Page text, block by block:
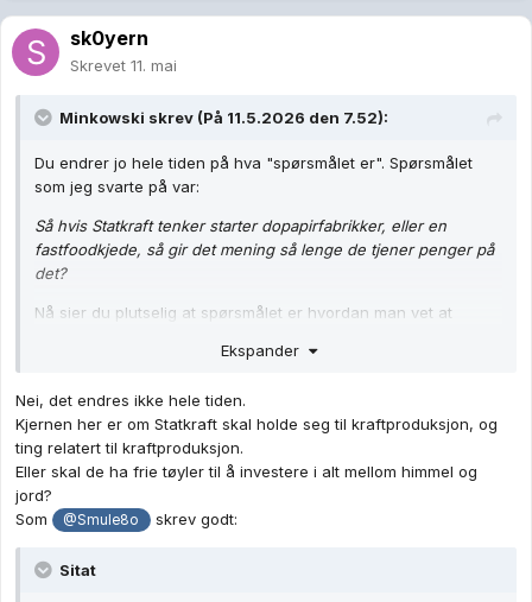
sk0yern
Skrevet 11. mai
Minkowski skrev (På 11.5.2026 den 7.52):
Du endrer jo hele tiden på hva "spørsmålet er". Spørsmålet
som jeg svarte på var:
Så hvis Statkraft tenker starter dopapirfabrikker, eller en
fastfoodkjede, så gir det mening så lenge de tjener penger på
det?
Nå sier du plutselig at spørsmålet er hvordan man vet at
annet spørsmål, og for øvrig et ganske lite relevant spørsmål.
tjene penger på dopapir i det hele tatt, men tvert imot vil tape
penger på det. Det gjør ditt opprinnelige spørsmål totalt
irrelevant, for der legger du til grunn at de tjener penger.
Ekspander
Nei, det endres ikke hele tiden.
Kjernen her er om Statkraft skal holde seg til kraftproduksjon, og
ting relatert til kraftproduksjon.
Eller skal de ha frie tøyler til å investere i alt mellom himmel og
jord?
Som
@Smule8o skrev godt:
Sitat